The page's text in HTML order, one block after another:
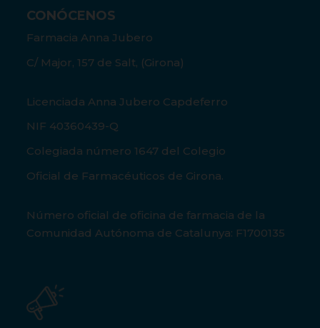
CONÓCENOS
Farmacia Anna Jubero
C/ Major, 157 de Salt, (Girona)
Licenciada Anna Jubero Capdeferro
NIF 40360439-Q
Colegiada número 1647 del Colegio
Oficial de Farmacéuticos de Girona.
Número oficial de oficina de farmacia de la
Comunidad Autónoma de Catalunya: F1700135